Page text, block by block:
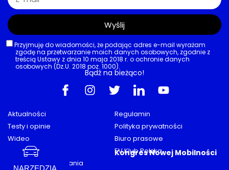
03/08/2026
AKTUALNOŚCI,EUROPA,INFRASTRUKTURA ,RYNEK, STELLANTIS
Elektromobilność z barierami
Stellantis:145 samorządów bez
dostępnej ładowarki. Problem
w UK
03/08/2026
NARZĘDZIA